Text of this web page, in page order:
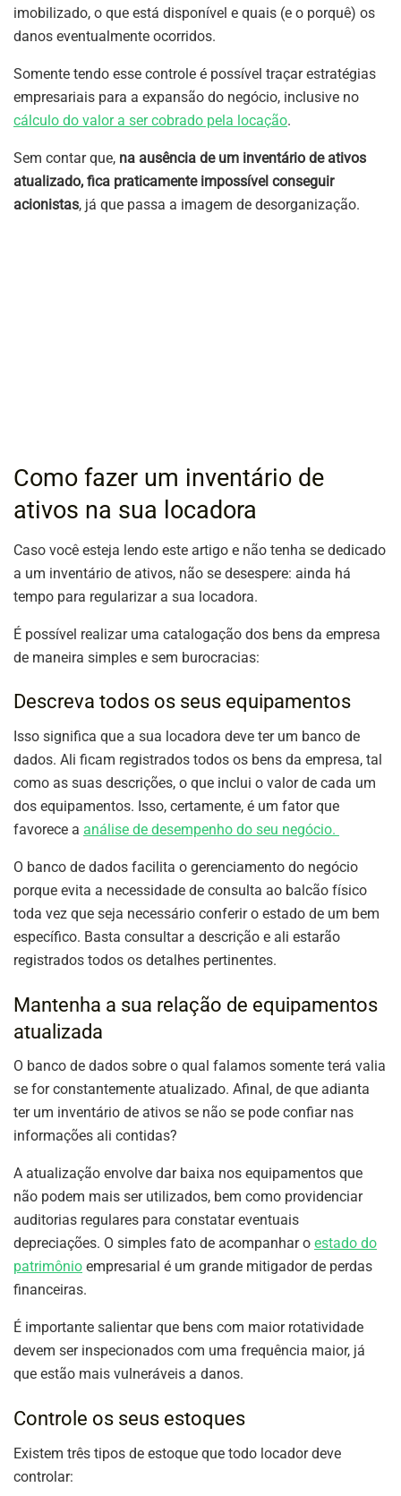
imobilizado, o que está disponível e quais (e o porquê) os
danos eventualmente ocorridos.
Somente tendo esse controle é possível traçar estratégias
empresariais para a expansão do negócio, inclusive no
cálculo do valor a ser cobrado pela locação.
Sem contar que, na ausência de um inventário de ativos
atualizado, fica praticamente impossível conseguir
acionistas, já que passa a imagem de desorganização.
Como fazer um inventário de
ativos na sua locadora
Caso você esteja lendo este artigo e não tenha se dedicado
a um inventário de ativos, não se desespere: ainda há
tempo para regularizar a sua locadora.
É possível realizar uma catalogação dos bens da empresa
de maneira simples e sem burocracias:
Descreva todos os seus equipamentos
Isso significa que a sua locadora deve ter um banco de
dados. Ali ficam registrados todos os bens da empresa, tal
como as suas descrições, o que inclui o valor de cada um
dos equipamentos. Isso, certamente, é um fator que
favorece a análise de desempenho do seu negócio.
O banco de dados facilita o gerenciamento do negócio
porque evita a necessidade de consulta ao balcão físico
toda vez que seja necessário conferir o estado de um bem
específico. Basta consultar a descrição e ali estarão
registrados todos os detalhes pertinentes.
Mantenha a sua relação de equipamentos
atualizada
O banco de dados sobre o qual falamos somente terá valia
se for constantemente atualizado. Afinal, de que adianta
ter um inventário de ativos se não se pode confiar nas
informações ali contidas?
A atualização envolve dar baixa nos equipamentos que
não podem mais ser utilizados, bem como providenciar
auditorias regulares para constatar eventuais
depreciações. O simples fato de acompanhar o estado do
patrimônio empresarial é um grande mitigador de perdas
financeiras.
É importante salientar que bens com maior rotatividade
devem ser inspecionados com uma frequência maior, já
que estão mais vulneráveis a danos.
Controle os seus estoques
Existem três tipos de estoque que todo locador deve
controlar: